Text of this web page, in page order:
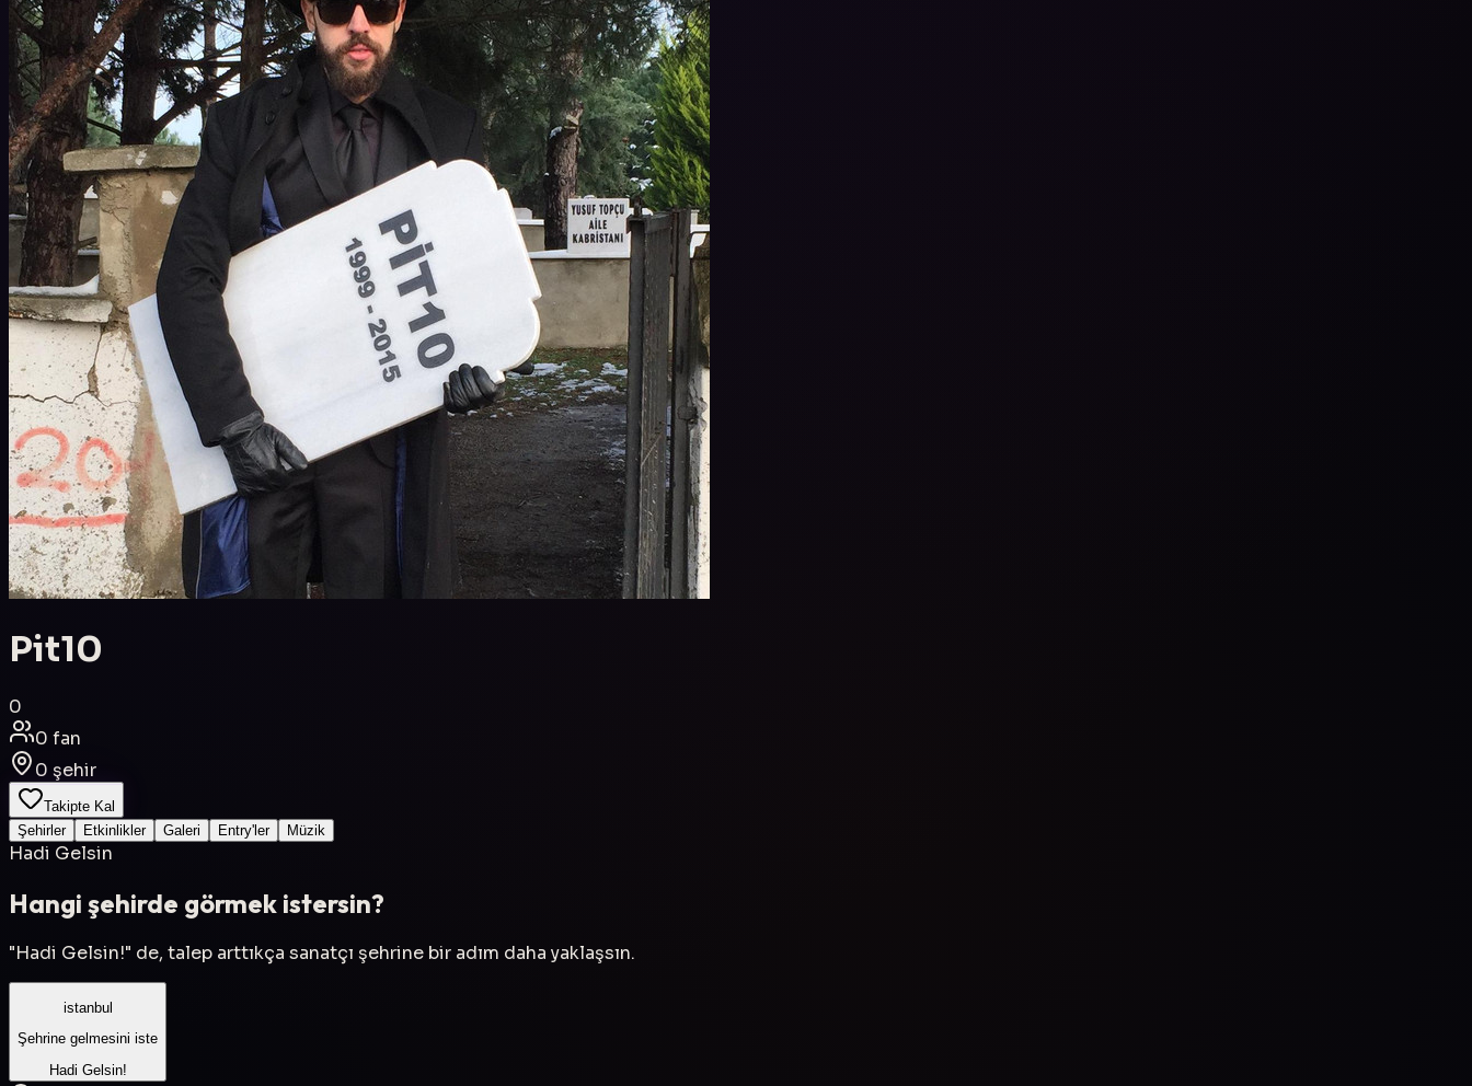
Pit10
0
0 fan
0 şehir
Takipte Kal
Şehirler
Etkinlikler Galeri Entry'ler Müzik
Hadi Gelsin
Hangi şehirde görmek istersin?
"Hadi Gelsin!" de, talep arttıkça sanatçı şehrine bir adım daha yaklaşsın.
istanbul
Şehrine gelmesini iste
Hadi Gelsin!